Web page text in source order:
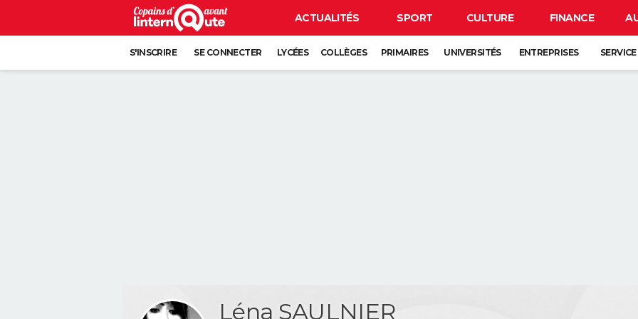
ACTUALITÉS SPORT CULTURE FINANCE
S'INSCRIRE SE CONNECTER LYCÉES COLLÈGES PRIMAIRES UNIVERSITÉS ENTREPRISES
Léna SAULNIER